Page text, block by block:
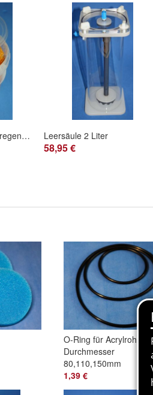
1kg Silica Gel Orange regenerierbar, Trockenmittel mit Indikator, Silikagel Leersäule 2 Liter
58,95 €
O-Ring für Acrylrohr,
Durchmesser
80,110,150mm
1,39 €